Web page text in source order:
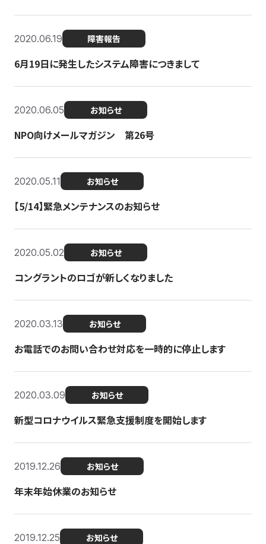
2020.06.19 障害報告
6月19日に発生したシステム障害につきまして
2020.06.05 お知らせ
NPO向けメールマガジン 第26号
2020.05.11 お知らせ
【5/14】緊急メンテナンスのお知らせ
2020.05.02 お知らせ
コングラントのロゴが新しくなりました
2020.03.13 お知らせ
お電話でのお問い合わせ対応を一時的に停止します
2020.03.09 お知らせ
新型コロナウイルス緊急支援制度を開始します
2019.12.26 お知らせ
年末年始休業のお知らせ
2019.12.25 お知らせ